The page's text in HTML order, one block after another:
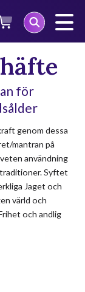
för
genom dessa
mantran på
användning
Syftet
Jaget och
värld och
och andlig